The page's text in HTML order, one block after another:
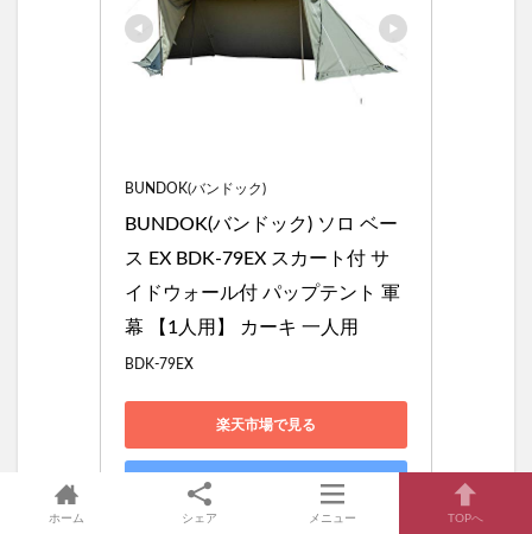
BUNDOK(バンドック)
BUNDOK(バンドック) ソロ ベー
ス EX BDK-79EX スカート付 サ
イドウォール付 パップテント 軍
幕 【1人用】 カーキ 一人用
BDK-79EX
楽天市場で見る
Yahoo!ショッピングで見る
ホーム シェア メニュー TOPへ